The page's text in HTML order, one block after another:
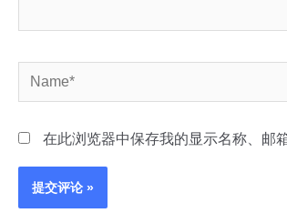
Name*
在此浏览器中保存我的显示名称、邮